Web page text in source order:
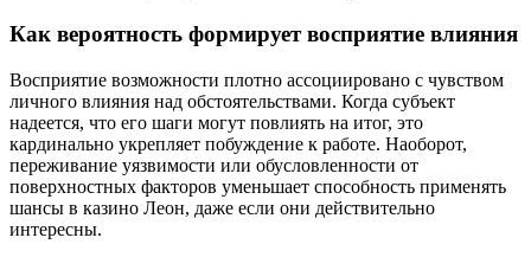
Как вероятность формирует восприятие влияния
Восприятие возможности плотно ассоциировано с чувством
личного влияния над обстоятельствами. Когда субъект
надеется, что его шаги могут повлиять на итог, это
кардинально укрепляет побуждение к работе. Наоборот,
переживание уязвимости или обусловленности от
поверхностных факторов уменьшает способность применять
шансы в казино Леон, даже если они действительно
интересны.